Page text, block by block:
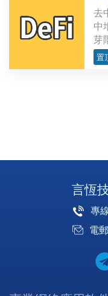
去
中
芽
力
的
置
言恆
專
電